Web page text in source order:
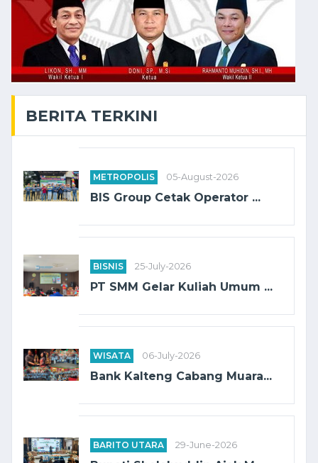
BERITA TERKINI
METROPOLIS 05-August-2026
BIS Group Cetak Operator ...
BISNIS 25-July-2026
PT SMM Gelar Kuliah Umum ...
WISATA 06-July-2026
Bank Kalteng Cabang Muara...
BARITO UTARA 29-June-2026